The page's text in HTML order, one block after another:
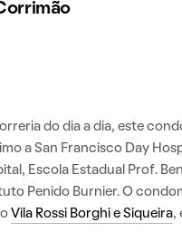
do dia a dia, este
a San Francisco Day
Escola Estadual Prof.
Penido Burnier. O
Vila Rossi Borghi e Siqueira,